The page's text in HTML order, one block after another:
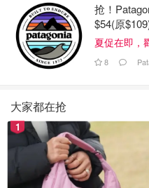
抢！
$54(原
夏促在即，
8
大家都在抢
1